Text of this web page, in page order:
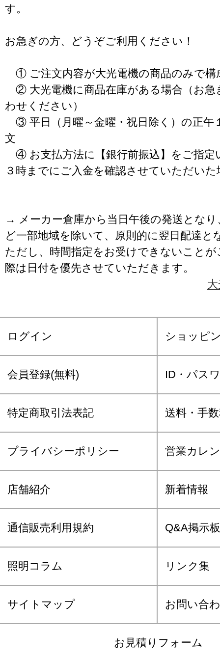
す。
お急ぎの方、どうぞご利用ください！
① ご注文内容が大光電機の商品のみで構
② 大光電機に商品在庫がある場合（お急
わせください）
③ 平日（月曜～金曜・祝日除く）の正午
文
④ お支払方法に【銀行前振込】をご指定
３時までにご入金を確認させていただいた
→ メーカー倉庫から当日午後の発送となり
ど一部地域を除いて、原則的に翌日配達と
ただし、時間指定をお受けできないこと
際は日付を優先させていただきます。
ログイン ショッピ
会員登録(無料) ID・パス
特定商取引法表記 送料・手
プライバシーポリシー 営業カレ
店舗紹介 新着情報
通信販売利用規約 Q&A掲示板
照明コラム リンク集
サイトマップ お問い合
お見積りフォーム